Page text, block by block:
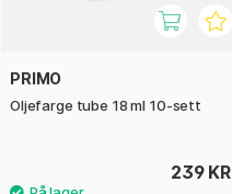
PRIMO
Oljefarge tube 18 ml 10-sett
239 KR